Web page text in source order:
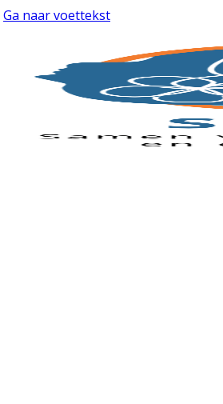
Ga naar voettekst